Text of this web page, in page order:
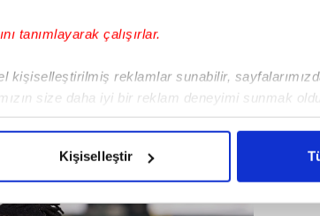
tanımlayarak çalışırlar.
kişiselleştirilmiş reklamlar sunabilir,
size daha iyi bir reklam deneyimi sunmak
gösterdiğimizi ve bu noktada, reklamların
takdirde, kullanıcılara hedefli
Kişiselleştir
düşürdü.